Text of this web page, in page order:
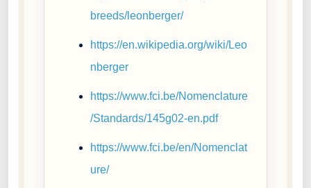
breeds/leonberger/
https://en.wikipedia.org/wiki/Leo
nberger
https://www.fci.be/Nomenclature
/Standards/145g02-en.pdf
https://www.fci.be/en/Nomenclat
ure/